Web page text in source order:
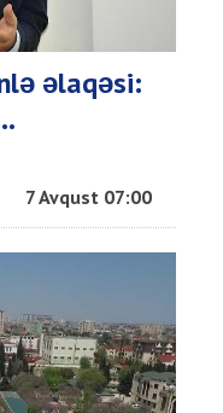
əlaqəsi:
7 Avqust 07:00